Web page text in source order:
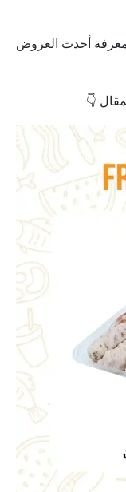
أحدث العروض
👇